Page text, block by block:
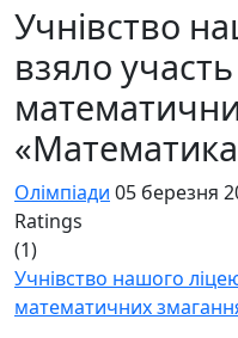
Учнівство
взяло
Олімпіади 05 березня
Ratings
(1)
Учнівство нашого
математичних